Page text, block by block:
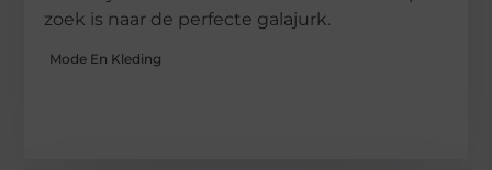
zoek is naar de perfecte galajurk.
Mode En Kleding